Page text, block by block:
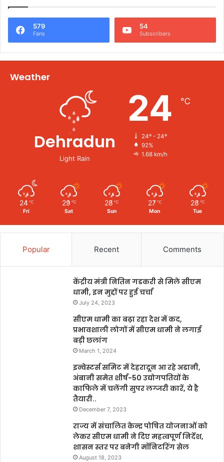
579
Fans
54
Subscribers
Weather
Dehradun
Light Rain
24 ℃
24º - 24º
92%
1.68 km/h
24 ℃
Fri
29 ℃
Sat
28 ℃
Sun
27 ℃
Mon
28 ℃
Tue
Popular Recent Comments
केंद्रीय मंत्री नितिन गडकरी से मिले सीएम
धामी, इन मुद्दों पर हुई चर्चा
July 24, 2023
सीएम धामी का बढ़ा रहा देश में कद,
प्रभावशाली लोगों में सीएम धामी ने लगाई
बड़ी छलांग
March 1, 2024
इन्वेस्टर्स समिट में देहरादून आ रहे अडानी,
अंबानी समेत शीर्ष-50 उद्योगपतियों के
काफिले में चलेंगी सुपर लग्जरी कारें, ये है
तैयारी..
December 7, 2023
राज्य में संचालित केन्द्र पोषित योजनाओं को
लेकर सीएम धामी ने दिए महत्वपूर्ण निर्देश,
शासन स्तर पर बनेगी मॉनिटरिंग सेल
August 18, 2023